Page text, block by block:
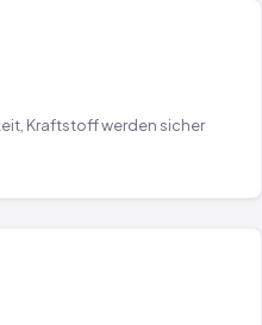
Kraftstoff werden sicher